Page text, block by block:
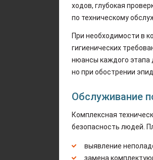
ходов, глубокая
по техническому
При необходимости в
гигиенических
нюансы каждого этапа
но при обострении
Обслуживание
Комплексная
безопасность людей.
выявление
замена